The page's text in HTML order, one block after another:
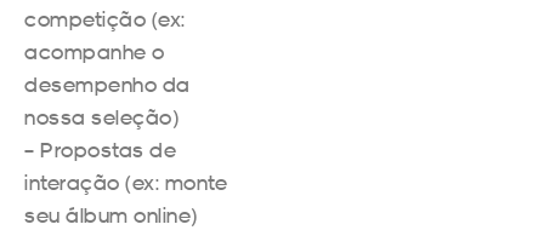
competição (ex:
acompanhe o
desempenho da
nossa seleção)
– Propostas de
interação (ex: monte
seu álbum online)